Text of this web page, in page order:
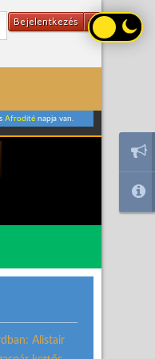
Bejelentkezés
Afroditénapja van.
Alistair